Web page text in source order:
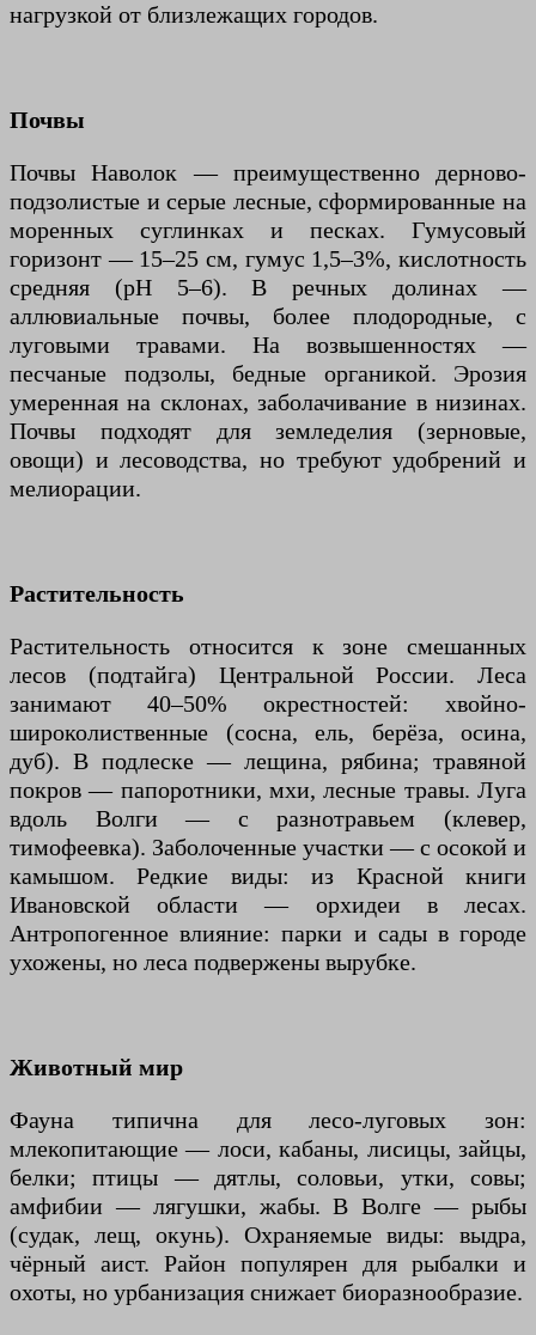
нагрузкой от близлежащих городов.
Почвы
Почвы Наволок — преимущественно дерново-
подзолистые и серые лесные, сформированные на
моренных суглинках и песках. Гумусовый
горизонт — 15–25 см, гумус 1,5–3%, кислотность
средняя (pH 5–6). В речных долинах —
аллювиальные почвы, более плодородные, с
луговыми травами. На возвышенностях —
песчаные подзолы, бедные органикой. Эрозия
умеренная на склонах, заболачивание в низинах.
Почвы подходят для земледелия (зерновые,
овощи) и лесоводства, но требуют удобрений и
мелиорации.
Растительность
Растительность относится к зоне смешанных
лесов (подтайга) Центральной России. Леса
занимают 40–50% окрестностей: хвойно-
широколиственные (сосна, ель, берёза, осина,
дуб). В подлеске — лещина, рябина; травяной
покров — папоротники, мхи, лесные травы. Луга
вдоль Волги — с разнотравьем (клевер,
тимофеевка). Заболоченные участки — с осокой и
камышом. Редкие виды: из Красной книги
Ивановской области — орхидеи в лесах.
Антропогенное влияние: парки и сады в городе
ухожены, но леса подвержены вырубке.
Животный мир
Фауна типична для лесо-луговых зон:
млекопитающие — лоси, кабаны, лисицы, зайцы,
белки; птицы — дятлы, соловьи, утки, совы;
амфибии — лягушки, жабы. В Волге — рыбы
(судак, лещ, окунь). Охраняемые виды: выдра,
чёрный аист. Район популярен для рыбалки и
охоты, но урбанизация снижает биоразнообразие.